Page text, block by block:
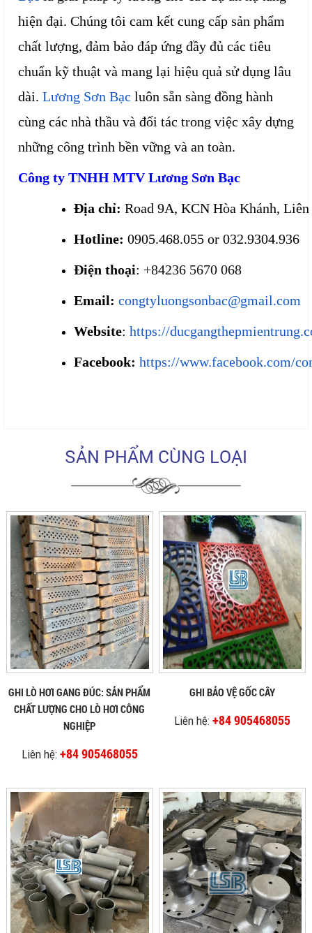
hiện đại. Chúng tôi cam kết cung cấp sản phẩm
chất lượng, đảm bảo đáp ứng đầy đủ các tiêu
chuẩn kỹ thuật và mang lại hiệu quả sử dụng lâu
dài. Lương Sơn Bạc luôn sẵn sàng đồng hành
cùng các nhà thầu và đối tác trong việc xây dựng
những công trình bền vững và an toàn.
Công ty TNHH MTV Lương Sơn Bạc
Địa chỉ: Road 9A, KCN Hòa Khánh,
Hotline: 0905.468.055 or 032.9304.936
Điện thoại: +84236 5670 068
Email: congtyluongsonbac@gmail.com
Website: https://
Facebook: https://www.facebook.com/
SẢN PHẨM CÙNG LOẠI
GHI LÒ HƠI GANG ĐÚC: SẢN PHẨM
CHẤT LƯỢNG CHO LÒ HƠI CÔNG
NGHIỆP
Liên hệ: +84 905468055
GHI BẢO VỆ GỐC CÂY
Liên hệ: +84 905468055